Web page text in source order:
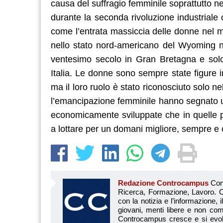
causa del suffragio femminile soprattutto
durante la seconda rivoluzione industriale
come l’entrata massiccia delle donne nel
nello stato nord-americano del
ventesimo secolo in Gran Bretagna e
Italia. Le donne sono sempre state figure
ma il loro ruolo è stato riconosciuto solo
l’emancipazione femminile hanno
economicamente sviluppate che in
a lottare per un domani migliore, sempre e
Redazione Controcampus Controcampus è Il magazine più letto dai giovani su: Scuola, Università, Ricerca, Formazione, Lavoro. Controcampus nasce nell’ottobre 2001 con la missione di affiancare con la notizia e l’informazione, il mondo dell’istruzione e dell’università. Il suo cuore pulsante sono i giovani, menti libere e non compromesse da nessun interesse di parte. Il progetto è ambizioso e Controcampus cresce e si evolve arricchendo il proprio staff con nuovi giovani vogliosi di